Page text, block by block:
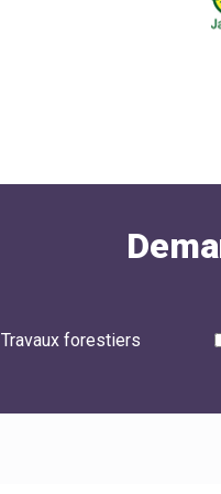
Travaux forestiers